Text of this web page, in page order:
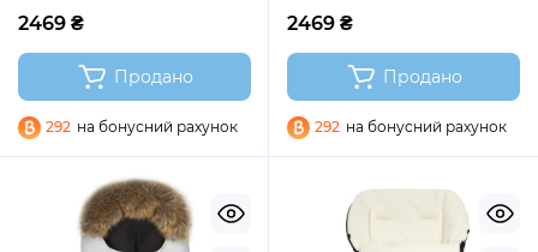
2469 ₴
Продано
292 на бонусний рахунок
2469 ₴
Продано
292 на бонусний рахунок